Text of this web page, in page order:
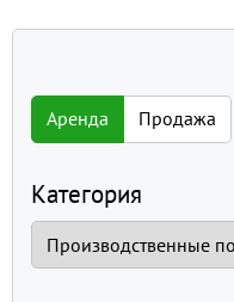
Аренда Продажа
Категория